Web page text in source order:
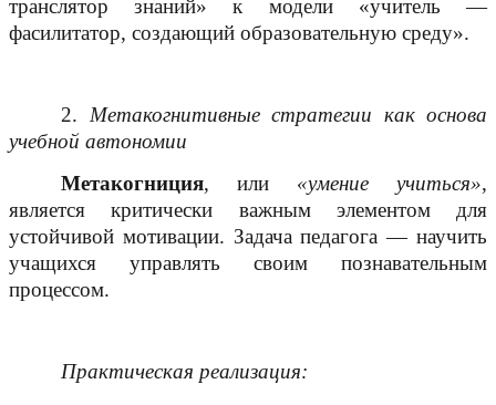
транслятор знаний» к модели «учитель —
фасилитатор, создающий образовательную среду».
2. Метакогнитивные стратегии как основа
учебной автономии
Метакогниция, или «умение учиться»,
является критически важным элементом для
устойчивой мотивации. Задача педагога — научить
учащихся управлять своим познавательным
процессом.
Практическая реализация: